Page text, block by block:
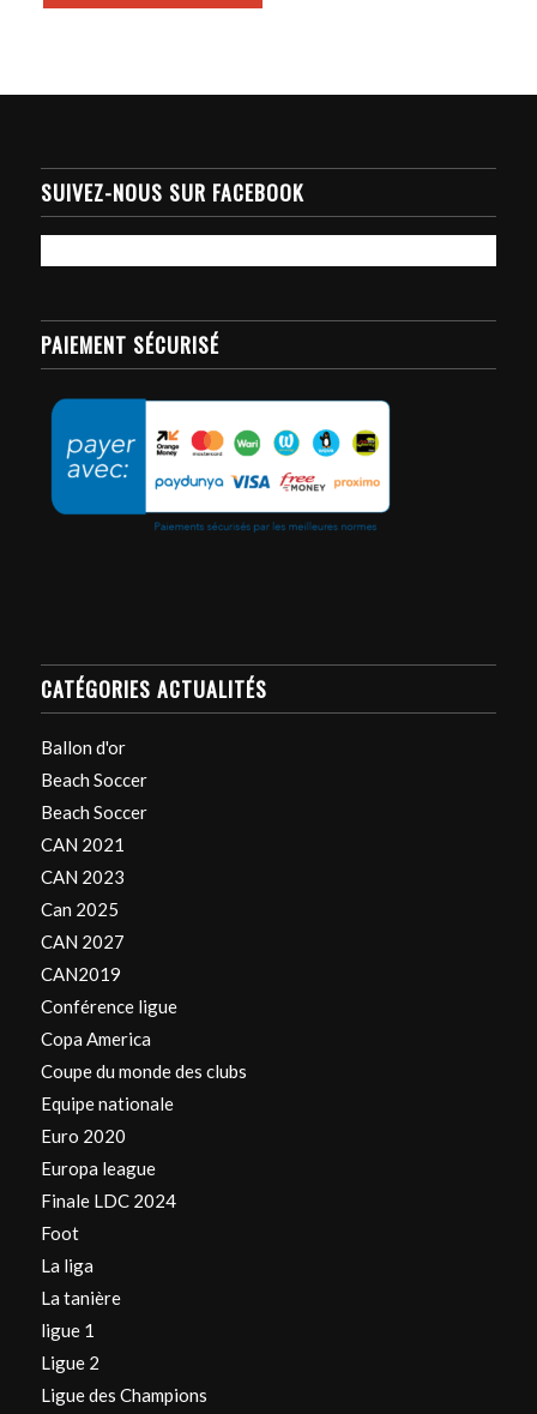
SUIVEZ-NOUS SUR FACEBOOK
PAIEMENT SÉCURISÉ
CATÉGORIES ACTUALITÉS
Ballon d'or
Beach Soccer
Beach Soccer
CAN 2021
CAN 2023
Can 2025
CAN 2027
CAN2019
Conférence ligue
Copa America
Coupe du monde des clubs
Equipe nationale
Euro 2020
Europa league
Finale LDC 2024
Foot
La liga
La tanière
ligue 1
Ligue 2
Ligue des Champions